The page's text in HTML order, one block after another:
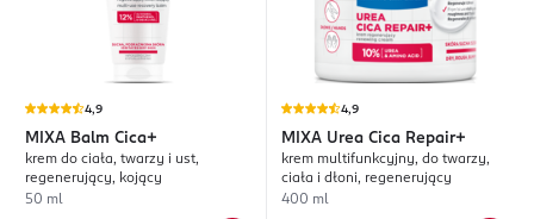
4,9
MIXA Balm Cica+
krem do ciała, twarzy i ust,
regenerujący, kojący
50 ml
4,9
MIXA Urea Cica Repair+
krem multifunkcyjny, do twarzy,
ciała i dłoni, regenerujący
400 ml